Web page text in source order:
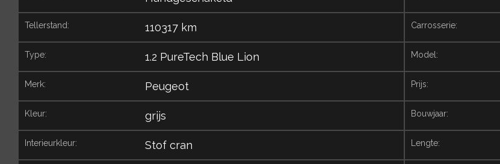
tellerstand: 110317 km carrosserie:
type: 1.2 PureTech Blue Lion model:
merk: Peugeot prijs:
kleur: grijs bouwjaar:
interieurkleur: Stof cran lengte: